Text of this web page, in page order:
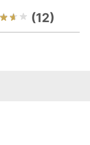
(12)